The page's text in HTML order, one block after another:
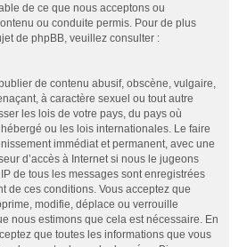
de ce que nous acceptons ou
ou conduite permis. Pour de plus
de phpBB, veuillez consulter :
de contenu abusif, obscène, vulgaire,
à caractère sexuel ou tout autre
les lois de votre pays, du pays où
ou les lois internationales. Le faire
immédiat et permanent, avec une
d’accès à Internet si nous le jugeons
de tous les messages sont enregistrées
de ces conditions. Vous acceptez que
modifie, déplace ou verrouille
nous estimons que cela est nécessaire. En
que toutes les informations que vous